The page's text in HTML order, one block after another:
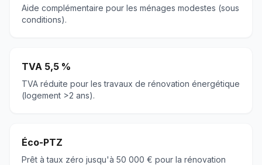
Aide complémentaire pour les ménages modestes (sous
conditions).
TVA 5,5 %
TVA réduite pour les travaux de rénovation énergétique
(logement >2 ans).
Éco-PTZ
Prêt à taux zéro jusqu'à 50 000 € pour la rénovation